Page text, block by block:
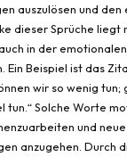
auszulösen und den
dieser Sprüche liegt
in der
Ein Beispiel ist das
wir so wenig tun;
tun.“ Solche Worte
und neue
anzugehen. Durch